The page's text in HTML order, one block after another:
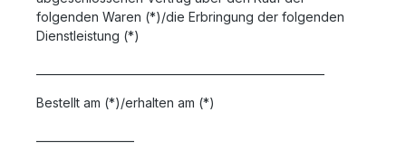
folgenden Waren (*)/die Erbringung der folgenden
Dienstleistung (*)
Bestellt am (*)/erhalten am (*)